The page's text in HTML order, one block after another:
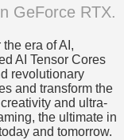
GeForce RTX.
era of AI,
AI Tensor Cores
revolutionary
and transform the
and ultra-
the ultimate in
and tomorrow.